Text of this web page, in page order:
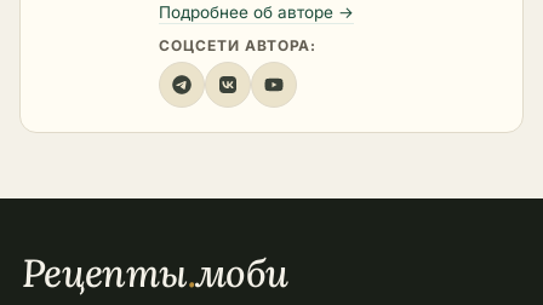
Подробнее об авторе →
СОЦСЕТИ АВТОРА:
Рецепты.моби